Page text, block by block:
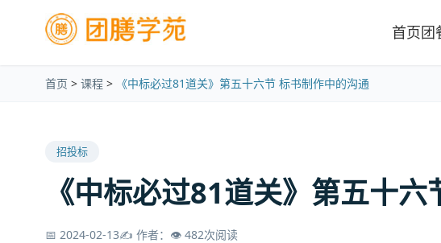
首页团
首页 > 课程 > 《中标必过81道关》第五十六节 标书制作中的沟通
招投标
《中标必过81道关》第五十
📅 2024-02-13✍️ 作者： 👁️ 482次阅读